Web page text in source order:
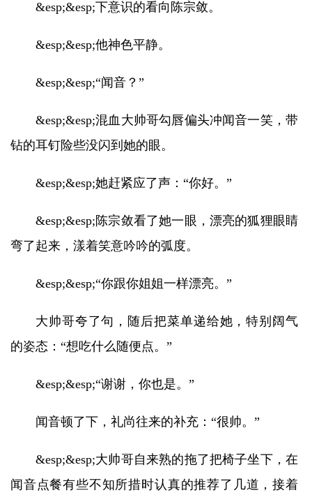
&esp;&esp;下意识的看向陈宗敛。
&esp;&esp;他神色平静。
&esp;&esp;“闻音？”
&esp;&esp;混血大帅哥勾唇偏头冲闻音一笑，带
钻的耳钉险些没闪到她的眼。
&esp;&esp;她赶紧应了声：“你好。”
&esp;&esp;陈宗敛看了她一眼，漂亮的狐狸眼睛
弯了起来，漾着笑意吟吟的弧度。
&esp;&esp;“你跟你姐姐一样漂亮。”
大帅哥夸了句，随后把菜单递给她，特别阔气
的姿态：“想吃什么随便点。”
&esp;&esp;“谢谢，你也是。”
闻音顿了下，礼尚往来的补充：“很帅。”
&esp;&esp;大帅哥自来熟的拖了把椅子坐下，在
闻音点餐有些不知所措时认真的推荐了几道，接着